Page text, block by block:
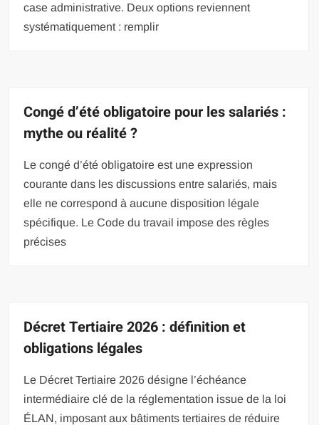
case administrative. Deux options reviennent
systématiquement : remplir
Congé d’été obligatoire pour les salariés :
mythe ou réalité ?
Le congé d’été obligatoire est une expression
courante dans les discussions entre salariés, mais
elle ne correspond à aucune disposition légale
spécifique. Le Code du travail impose des règles
précises
Décret Tertiaire 2026 : définition et
obligations légales
Le Décret Tertiaire 2026 désigne l’échéance
intermédiaire clé de la réglementation issue de la loi
ÉLAN, imposant aux bâtiments tertiaires de réduire